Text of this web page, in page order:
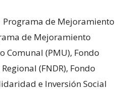
Programa de Mejoramiento
de Mejoramiento
Comunal (PMU), Fondo
(FNDR), Fondo
e Inversión Social